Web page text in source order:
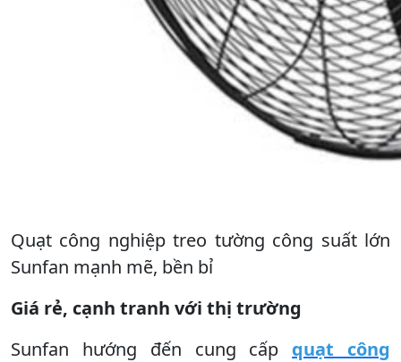
Quạt công nghiệp treo tường công suất lớn
Sunfan mạnh mẽ, bền bỉ
Giá rẻ, cạnh tranh với thị trường
Sunfan hướng đến cung cấp quạt công